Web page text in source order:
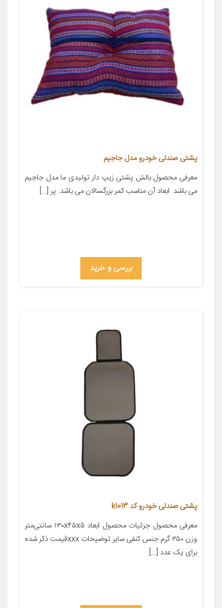
پشتی صندلی خودرو مدل جاجیم
معرفی محصول بالش پشتی زیپ دار تولیدی ما مدل جاجیم
می باشد. ابعاد آن مناسب کمر بزرگسالان می باشد. پر […]
بررسی و خرید
پشتی صندلی خودرو کد k1013
معرفی محصول جزئیات محصول ابعاد ۱۳۰x۴۵x۵ سانتی‌متر
وزن ۳۵۰ گرم جنس کنفی سایر توضیحات xxxقیمت ذکر شده
برای یک عدد […]